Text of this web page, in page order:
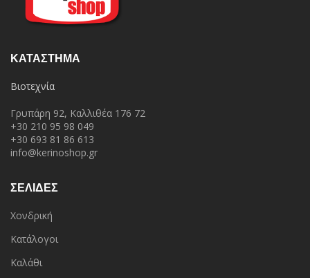
ΚΑΤΆΣΤΗΜΑ
Βιοτεχνία
Γρυπάρη 92, Καλλιθέα 176 72
+30 210 95 98 049
+30 693 81 86 613
info@kerinoshop.gr
ΣΕΛΙΔΕΣ
Χονδρική
Κατάλογοι
Καλάθι